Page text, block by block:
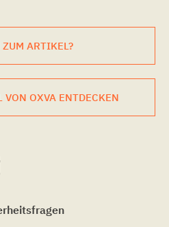
ARTIKEL?
OXVA ENTDECKEN